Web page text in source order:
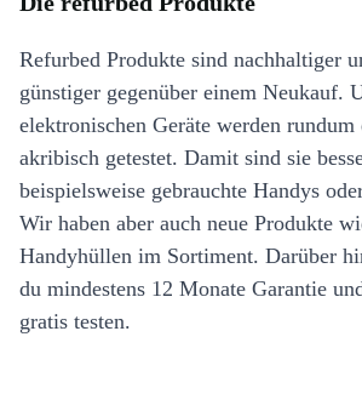
Refurbed Produkte sind nachhaltiger
günstiger gegenüber einem Neukauf.
elektronischen Geräte werden rundum
akribisch getestet. Damit sind sie
beispielsweise gebrauchte Handys
Wir haben aber auch neue Produkte
Handyhüllen im Sortiment. Darüber
du mindestens 12 Monate Garantie
gratis testen.